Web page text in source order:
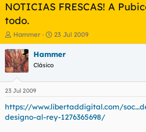
NOTICIAS FRESCAS! A
todo.
I
n
i
c
i
a
d
o
r
d
e
Hammer
F
e
c
i
n
c
23 Jul 2009
Hammer
Clásico
23 Jul 2009
https://www.libertaddigital.com/
designo-al-rey-1276365698/